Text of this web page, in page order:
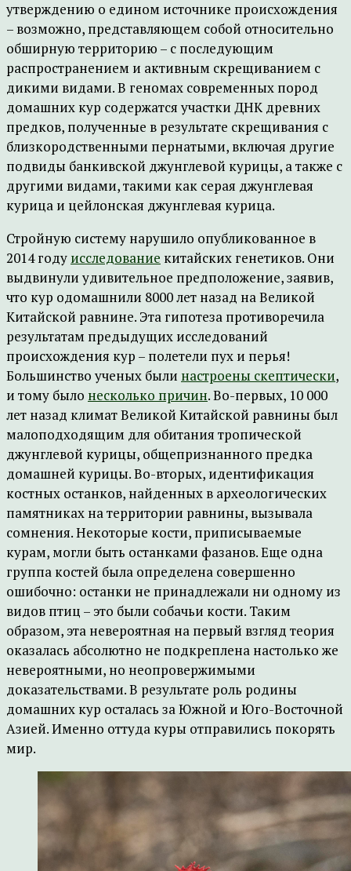
утверждению о едином источнике происхождения
– возможно, представляющем собой относительно
обширную территорию – с последующим
распространением и активным скрещиванием с
дикими видами. В геномах современных пород
домашних кур содержатся участки ДНК древних
предков, полученные в результате скрещивания с
близкородственными пернатыми, включая другие
подвиды банкивской джунглевой курицы, а также с
другими видами, такими как серая джунглевая
курица и цейлонская джунглевая курица.
Стройную систему нарушило опубликованное в
2014 году исследование китайских генетиков. Они
выдвинули удивительное предположение, заявив,
что кур одомашнили 8000 лет назад на Великой
Китайской равнине. Эта гипотеза противоречила
результатам предыдущих исследований
происхождения кур – полетели пух и перья!
Большинство ученых были настроены скептически,
и тому было несколько причин. Во-первых, 10 000
лет назад климат Великой Китайской равнины был
малоподходящим для обитания тропической
джунглевой курицы, общепризнанного предка
домашней курицы. Во-вторых, идентификация
костных останков, найденных в археологических
памятниках на территории равнины, вызывала
сомнения. Некоторые кости, приписываемые
курам, могли быть останками фазанов. Еще одна
группа костей была определена совершенно
ошибочно: останки не принадлежали ни одному из
видов птиц – это были собачьи кости. Таким
образом, эта невероятная на первый взгляд теория
оказалась абсолютно не подкреплена настолько же
невероятными, но неопровержимыми
доказательствами. В результате роль родины
домашних кур осталась за Южной и Юго-Восточной
Азией. Именно оттуда куры отправились покорять
мир.